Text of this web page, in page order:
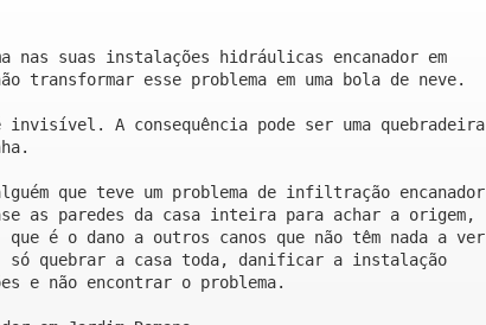
nas suas instalações hidráulicas encanador em
transformar esse problema em uma bola de neve.
invisível. A consequência pode ser uma quebradeira
que teve um problema de infiltração encanador
as paredes da casa inteira para achar a origem,
é o dano a outros canos que não têm nada a ver
quebrar a casa toda, danificar a instalação
e não encontrar o problema.